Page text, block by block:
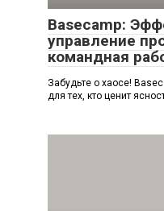
Basecamp:
управление
командная
Забудьте о хаосе!
для тех, кто ценит